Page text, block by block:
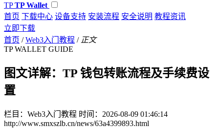
TP TP Wallet
首页 下载中心 设备支持 安装流程 安全说明 教程资讯
立即下载
首页 / Web3入门教程 / 正文
TP WALLET GUIDE
图文详解：TP 钱包转账流程及手续费设
置
栏目：Web3入门教程 时间：2026-08-09 01:46:14
http://www.smxszlb.cn/news/63a4399893.html